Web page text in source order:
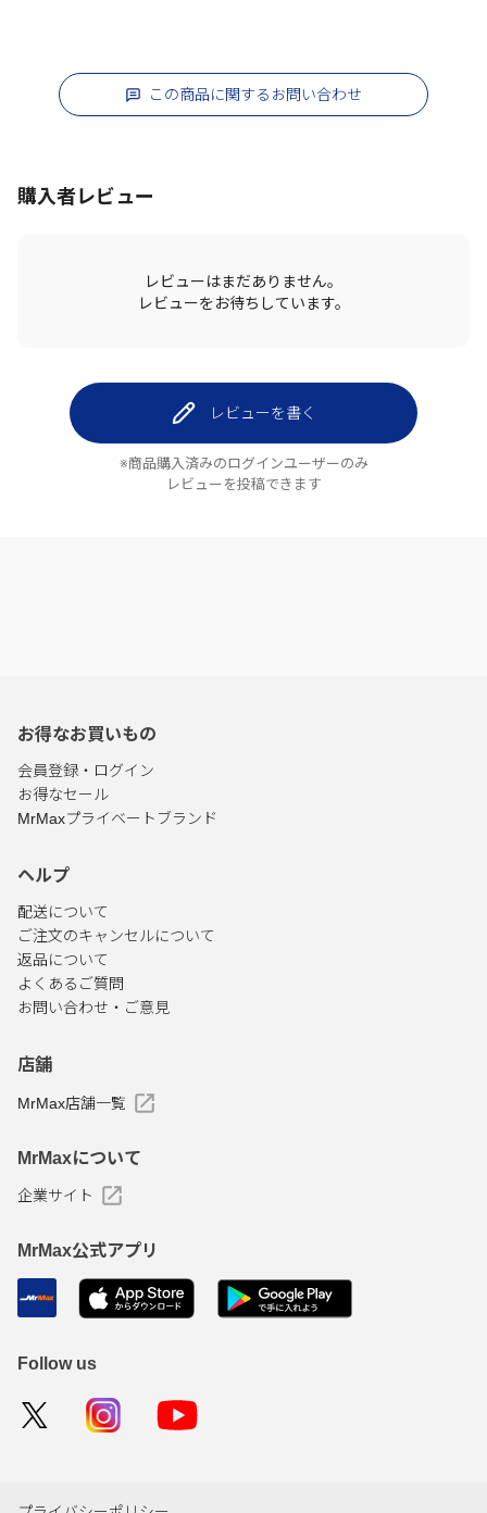
この商品に関するお問い合わせ
購入者レビュー
レビューはまだありません。
レビューをお待ちしています。
レビューを書く
※商品購入済みのログインユーザーのみ
レビューを投稿できます
お得なお買いもの
会員登録・ログイン
お得なセール
MrMaxプライベートブランド
ヘルプ
配送について
ご注文のキャンセルについて
返品について
よくあるご質問
お問い合わせ・ご意見
店舗
MrMax店舗一覧
MrMaxについて
企業サイト
MrMax公式アプリ
Follow us